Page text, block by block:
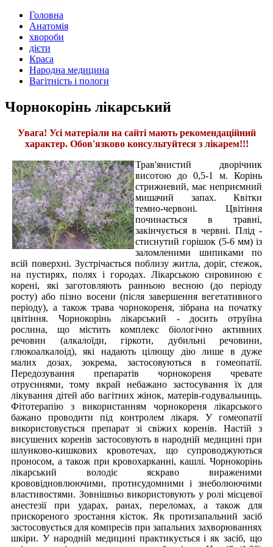
Головна
Анатомія
хвороби
дієти
Краса
Народна медицина
Вагітність і пологи
Чорнокорінь лікарський
Увага! Усі матеріали на сайті мають рекомендаційний
характер. Обов'язково консультуйтеся з лікарем!!!
Трав'янистий дворічник
висотою до 0,5-1 м. Корінь
стрижневий, має неприємний
мишачий запах. Квітки
темно-червоні. Цвітіння
починається в травні,
закінчується в червні. Плід -
стиснутий горішок (5-6 мм) із
заломленими шипиками по
всій поверхні. Зустрічається поблизу житла, доріг, стежок,
на пустирях, полях і городах. Лікарською сировиною є
корені, які заготовляють ранньою весною (до періоду
росту) або пізно восени (після завершення вегетативного
періоду), а також трава чорнокореня, зібрана на початку
цвітіння. Чорнокорінь лікарський - досить отруйна
рослина, що містить комплекс біологічно активних
речовин (алкалоїди, гіркоти, дубильні речовини,
глюкоалкалоід), які надають цілющу дію лише в дуже
малих дозах, зокрема, застосовуються в гомеопатії.
Передозування препаратів чорнокореня чревате
отруєннями, тому вкрай небажано застосування їх для
лікування дітей або вагітних жінок, матерів-годувальниць.
Фітотерапію з використанням чорнокореня лікарського
бажано проводити під контролем лікаря. У гомеопатії
використовується препарат зі свіжих коренів. Настій з
висушених коренів застосовують в народній медицині при
шлунково-кишкових кровотечах, що супроводжуються
проносом, а також при кровохарканні, кашлі. Чорнокорінь
лікарський володіє яскраво вираженими
крововідновлюючими, протисудомними і знеболюючими
властивостями. Зовнішньо використовують у ролі місцевої
анестезії при ударах, ранах, переломах, а також для
прискореного зростання кісток. Як протизапальний засіб
застосовується для компресів при запальних захворюваннях
шкіри. У народній медицині практикується і як засіб, що